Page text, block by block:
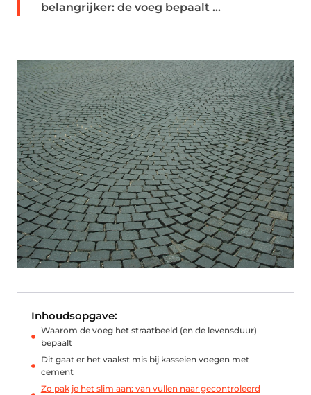
belangrijker: de voeg bepaalt ...
Inhoudsopgave:
Waarom de voeg het straatbeeld (en de levensduur)
bepaalt
Dit gaat er het vaakst mis bij kasseien voegen met
cement
Zo pak je het slim aan: van vullen naar gecontroleerd